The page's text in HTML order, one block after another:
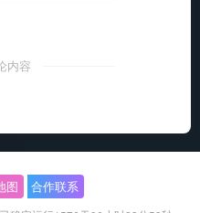
内容
图 合作联系